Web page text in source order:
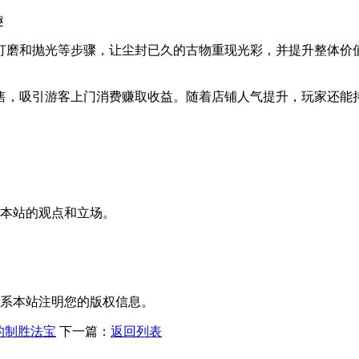
和抛光等步骤，让尘封已久的古物重现光彩，并提升整体
吸引游客上门消费赚取收益。随着店铺人气提升，玩家还
站的观点和立场。
本站注明您的版权信息。
制胜法宝 下一篇： 返回列表